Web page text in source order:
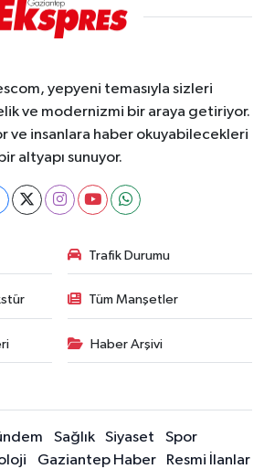
yepyeni temasıyla sizleri
ve modernizmi bir araya getiriyor.
ve insanlara haber okuyabilecekleri
bir altyapı sunuyor.
Trafik Durumu
Tüm Manşetler
Haber Arşivi
Sağlık Siyaset
Spor
Gaziantep Haber Resmi İlanlar